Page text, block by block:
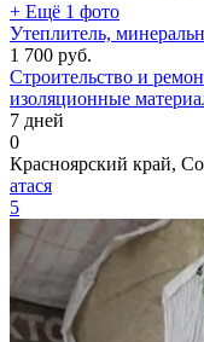
+ Ещё 1 фото
Утеплитель,
1 700 руб.
Строительство и
изоляционные
7 дней
0
Красноярский край,
атася
5